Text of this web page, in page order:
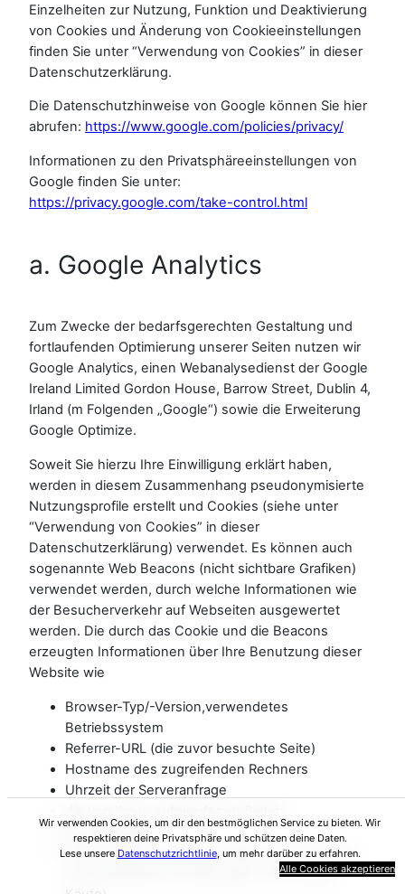
Einzelheiten zur Nutzung, Funktion und Deaktivierung
von Cookies und Änderung von Cookieeinstellungen
finden Sie unter “Verwendung von Cookies” in dieser
Datenschutzerklärung.
Die Datenschutzhinweise von Google können Sie hier
abrufen: https://www.google.com/policies/privacy/
Informationen zu den Privatsphäreeinstellungen von
Google finden Sie unter:
https://privacy.google.com/take-control.html
a. Google Analytics
Zum Zwecke der bedarfsgerechten Gestaltung und
fortlaufenden Optimierung unserer Seiten nutzen wir
Google Analytics, einen Webanalysedienst der Google
Ireland Limited Gordon House, Barrow Street, Dublin 4,
Irland (m Folgenden „Google“) sowie die Erweiterung
Google Optimize.
Soweit Sie hierzu Ihre Einwilligung erklärt haben,
werden in diesem Zusammenhang pseudonymisierte
Nutzungsprofile erstellt und Cookies (siehe unter
“Verwendung von Cookies” in dieser
Datenschutzerklärung) verwendet. Es können auch
sogenannte Web Beacons (nicht sichtbare Grafiken)
verwendet werden, durch welche Informationen wie
der Besucherverkehr auf Webseiten ausgewertet
werden. Die durch das Cookie und die Beacons
erzeugten Informationen über Ihre Benutzung dieser
Website wie
Browser-Typ/-Version,verwendetes
Betriebssystem
Referrer-URL (die zuvor besuchte Seite)
Hostname des zugreifenden Rechners
Uhrzeit der Serveranfrage
Ihr „Klickpfad“
Erreichung von „Website-Zielen“ (Conversions,
z.B. Newsletter-Anmeldungen, Downloads,
Wir verwenden Cookies, um dir den bestmöglichen Service zu bieten. Wir
respektieren deine Privatsphäre und schützen deine Daten.
Lese unsere Datenschutzrichtlinie, um mehr darüber zu erfahren.
Alle Cookies akzeptieren